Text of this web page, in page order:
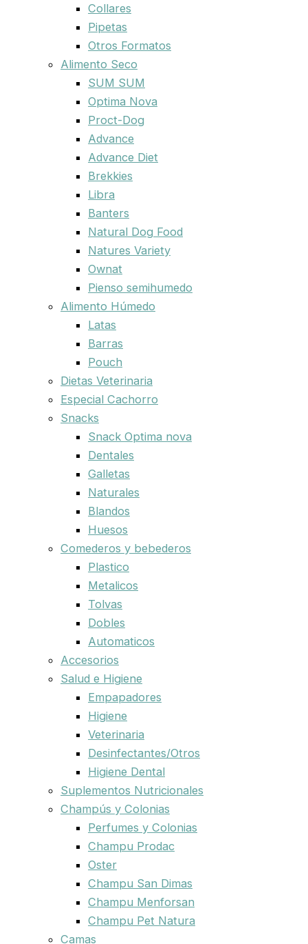
Collares
Pipetas
Otros Formatos
Alimento Seco
SUM SUM
Optima Nova
Proct-Dog
Advance
Advance Diet
Brekkies
Libra
Banters
Natural Dog Food
Natures Variety
Ownat
Pienso semihumedo
Alimento Húmedo
Latas
Barras
Pouch
Dietas Veterinaria
Especial Cachorro
Snacks
Snack Optima nova
Dentales
Galletas
Naturales
Blandos
Huesos
Comederos y bebederos
Plastico
Metalicos
Tolvas
Dobles
Automaticos
Accesorios
Salud e Higiene
Empapadores
Higiene
Veterinaria
Desinfectantes/Otros
Higiene Dental
Suplementos Nutricionales
Champús y Colonias
Perfumes y Colonias
Champu Prodac
Oster
Champu San Dimas
Champu Menforsan
Champu Pet Natura
Camas